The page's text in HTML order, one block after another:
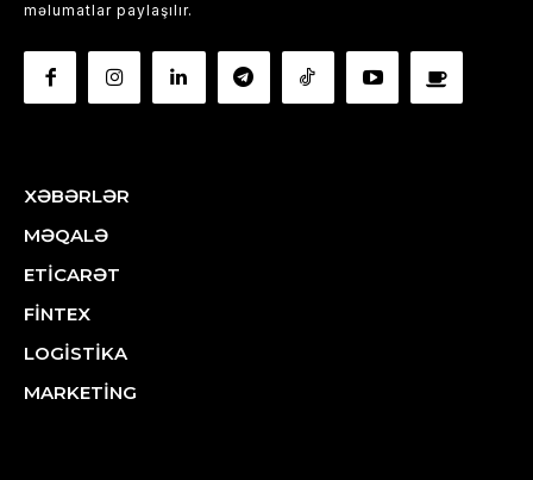
məlumatlar paylaşılır.
XƏBƏRLƏR
MƏQALƏ
ETİCARƏT
FİNTEX
LOGİSTİKA
MARKETİNG